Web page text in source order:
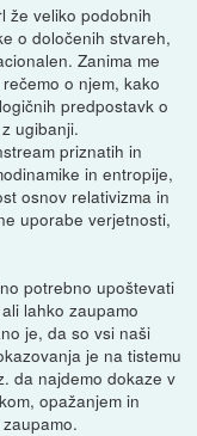
že veliko podobnih
o določenih stvareh,
Zanima me
o njem, kako
predpostavk o
ugibanji.
priznatih in
in entropije,
osnov relativizma in
uporabe verjetnosti,
potrebno upoštevati
lahko zaupamo
je, da so vsi naši
je na tistemu
da najdemo dokaze v
opažanjem in